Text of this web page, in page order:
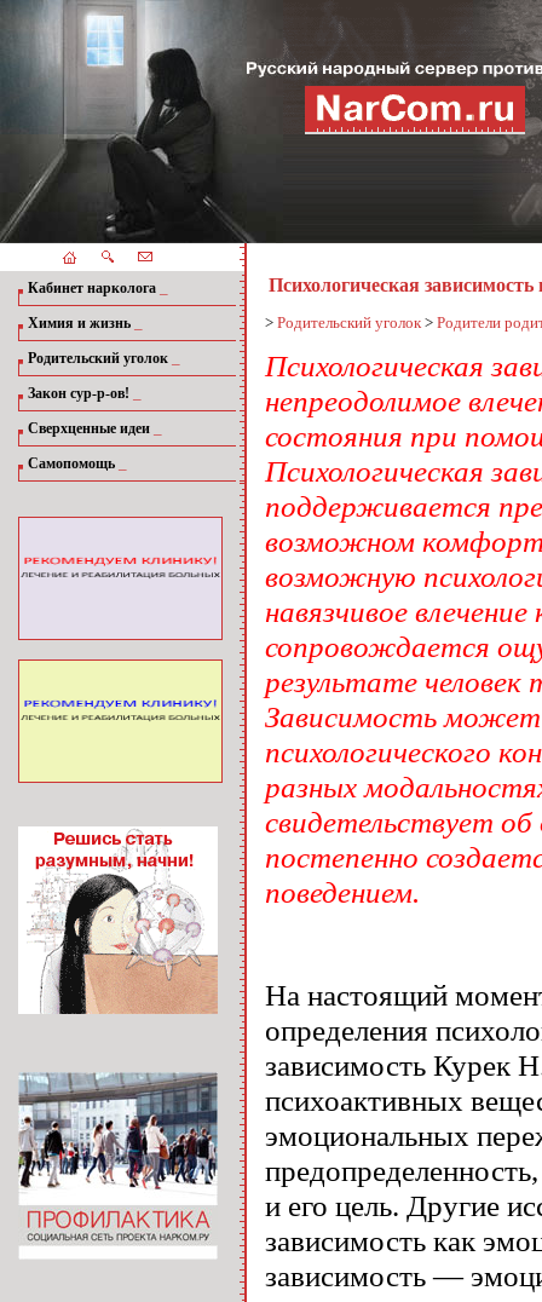
Кабинет нарколога
Химия и жизнь
Родительский уголок
Закон сур-р-ов!
Сверхценные идеи
Самопомощь
Психологическая зависимость
> Родительский уголок> Родители
Психологическая
непреодолимое
состояния при
Психологическая
поддерживается
возможном
возможную
навязчивое
сопровождается
результате
Зависимость может
психологического
разных
свидетельствует об
постепенно
поведением.
На настоящий
определения
зависимость Курек
психоактивных
эмоциональных
и его цель. Другие
зависимость как
зависимость —